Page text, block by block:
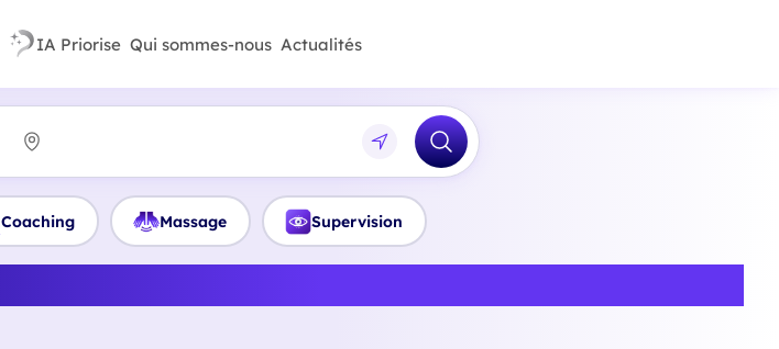
IA Priorise Qui sommes-nous Actualités
Coaching Massage Supervision